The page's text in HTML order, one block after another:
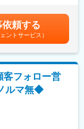
立ち上げ経験を積
ネジメントポスト
修センターにて泊
社にて負担しま
想定年収3,600,000
給賃金はあくまで
能性があります。
依頼する
ントサービス）
客フォロー営
ルマ無◆